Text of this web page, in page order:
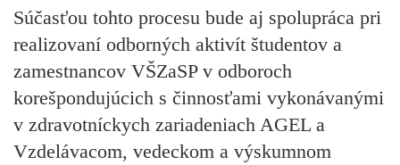
Súčasťou tohto procesu bude aj spolupráca pri
realizovaní odborných aktivít študentov a
zamestnancov VŠZaSP v odboroch
korešpondujúcich s činnosťami vykonávanými
v zdravotníckych zariadeniach AGEL a
Vzdelávacom, vedeckom a výskumnom